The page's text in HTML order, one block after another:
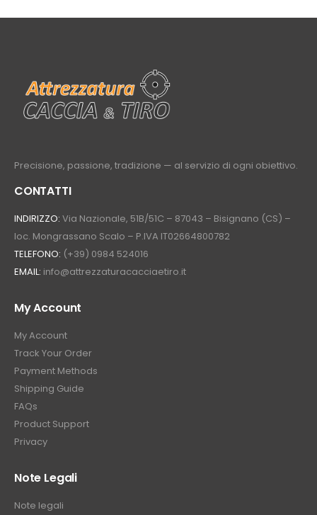
Precisione, passione, tradizione — al servizio di ogni obiettivo.
CONTATTI
INDIRIZZO: Via Nazionale, 51B/51C – 87043 – Bisignano (CS) –
loc. Mongrassano Scalo – P.IVA IT02664800782
TELEFONO: (+39) 0984 524016
EMAIL: info@attrezzaturacacciaetiro.it
My Account
My Account
Track Your Order
Payment Methods
Shipping Guide
FAQs
Product Support
Privacy
Note Legali
Note legali